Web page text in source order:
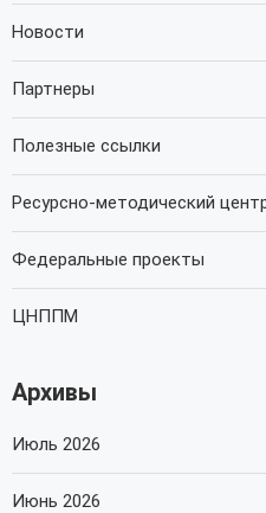
Новости
Партнеры
Полезные ссылки
Ресурсно-методический
Федеральные проекты
ЦНППМ
Архивы
Июль 2026
Июнь 2026